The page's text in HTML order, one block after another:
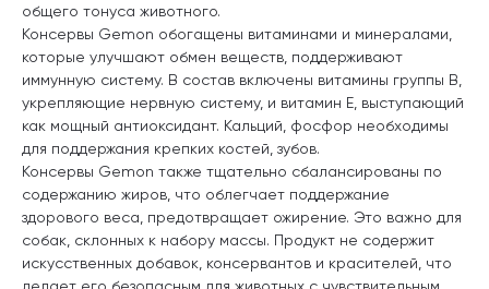
общего тонуса животного.
Консервы Gemon обогащены витаминами и минералами,
которые улучшают обмен веществ, поддерживают
иммунную систему. В состав включены витамины группы B,
укрепляющие нервную систему, и витамин E, выступающий
как мощный антиоксидант. Кальций, фосфор необходимы
для поддержания крепких костей, зубов.
Консервы Gemon также тщательно сбалансированы по
содержанию жиров, что облегчает поддержание
здорового веса, предотвращает ожирение. Это важно для
собак, склонных к набору массы. Продукт не содержит
искусственных добавок, консервантов и красителей, что
делает его безопасным для животных с чувствительным